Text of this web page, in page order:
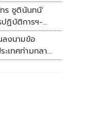
ร ชูตินันทน์'
ฏิบัติการฯ-
ลงนามข้อ
เทศท่ามกลาง